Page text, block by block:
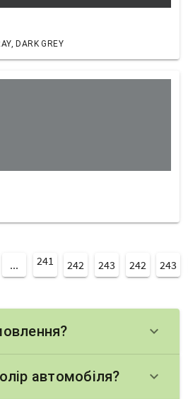
DARK GREY
... 241 242 243 242 243
keyboard_arrow_down
автомобіля? keyboard_arrow_down